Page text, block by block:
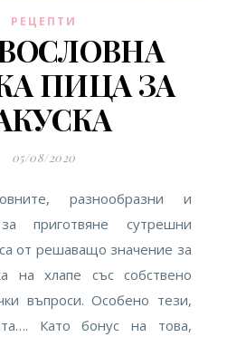
РЕЦЕПТИ
ПИЦА ЗА
05/08/2020
разнообразни и
приготвяне сутрешни
са от решаващо значение за
на хлапе със собствено
въпроси. Особено тези,
Като бонус на това,